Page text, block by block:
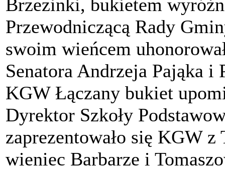
Brzezinki, bukietem
Przewodniczącą Rady
swoim wieńcem
Senatora Andrzeja Pająka i
KGW Łączany bukiet
Dyrektor Szkoły
zaprezentowało się KGW
wieniec Barbarze i